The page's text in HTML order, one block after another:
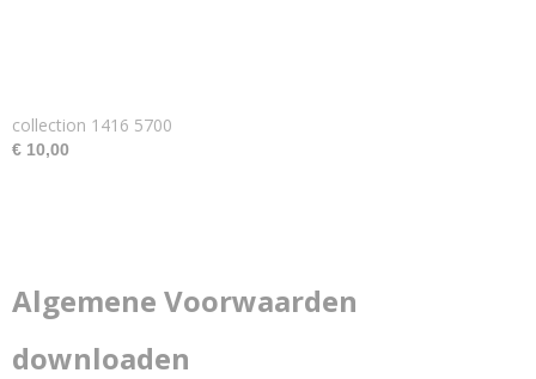
collection 1416 5700
€ 10,00
Algemene Voorwaarden
downloaden